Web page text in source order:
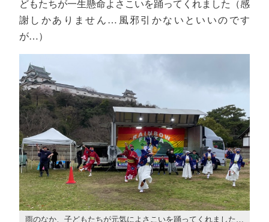
どもたちが一生懸命よさこいを踊ってくれました（感
謝しかありません…風邪引かないといいのです
が…）
雨のなか、子どもたちが元気によさこいを踊ってくれました…